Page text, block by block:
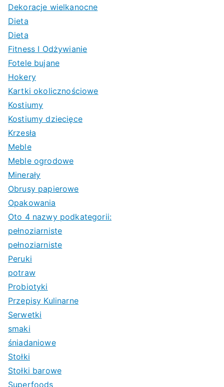
Dekoracje wielkanocne
Dieta
Dieta
Fitness I Odżywianie
Fotele bujane
Hokery
Kartki okolicznościowe
Kostiumy
Kostiumy dziecięce
Krzesła
Meble
Meble ogrodowe
Minerały
Obrusy papierowe
Opakowania
Oto 4 nazwy podkategorii:
pełnoziarniste
pełnoziarniste
Peruki
potraw
Probiotyki
Przepisy Kulinarne
Serwetki
smaki
śniadaniowe
Stołki
Stołki barowe
Superfoods